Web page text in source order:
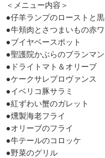
＜メニュー内容＞
●仔羊ランプのローストと
●牛頬肉とさつまいもの赤
●ブイヤベースポット
●聖護院かぶらのブランマン
●ドライトマト＆オリーブ
●ケークサレプロヴァンス
●イベリコ豚サラミ
●紅ずわい蟹のガレット
●燻製海老フライ
●オリーブのフライ
●牛テールのコロッケ
●野菜のグリル